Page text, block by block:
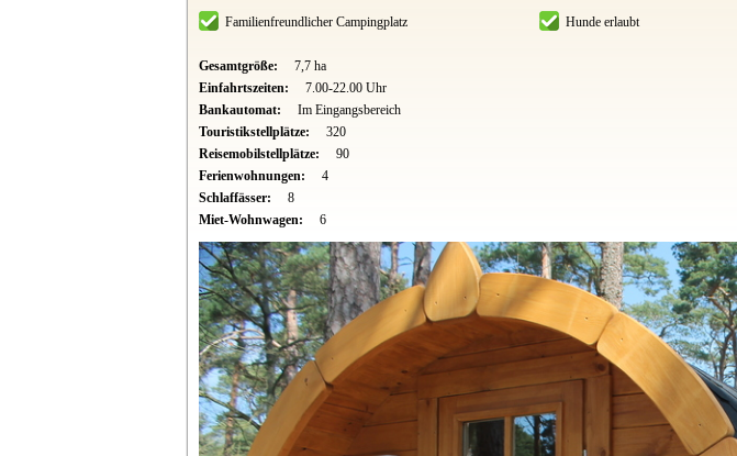
Familienfreundlicher Campingplatz Hunde erlaubt
Gesamtgröße: 7,7 ha
Einfahrtszeiten:
7.00-22.00 Uhr
Bankautomat:
Im Eingangsbereich
Touristikstellplätze:
320
Reisemobilstellplätze:
90
Ferienwohnungen:
4
Schlaffässer:
8
Miet-Wohnwagen:
6